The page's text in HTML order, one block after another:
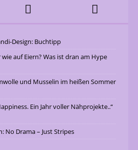
Design: Buchtipp
auf Eiern? Was ist dran am Hype
und Musselin im heißen Sommer
Ein Jahr voller Nähprojekte..“
No Drama – Just Stripes